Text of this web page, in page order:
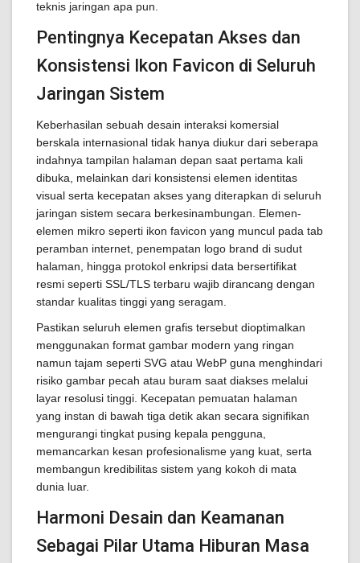
teknis jaringan apa pun.
Pentingnya Kecepatan Akses dan
Konsistensi Ikon Favicon di Seluruh
Jaringan Sistem
Keberhasilan sebuah desain interaksi komersial
berskala internasional tidak hanya diukur dari seberapa
indahnya tampilan halaman depan saat pertama kali
dibuka, melainkan dari konsistensi elemen identitas
visual serta kecepatan akses yang diterapkan di seluruh
jaringan sistem secara berkesinambungan. Elemen-
elemen mikro seperti ikon favicon yang muncul pada tab
peramban internet, penempatan logo brand di sudut
halaman, hingga protokol enkripsi data bersertifikat
resmi seperti SSL/TLS terbaru wajib dirancang dengan
standar kualitas tinggi yang seragam.
Pastikan seluruh elemen grafis tersebut dioptimalkan
menggunakan format gambar modern yang ringan
namun tajam seperti SVG atau WebP guna menghindari
risiko gambar pecah atau buram saat diakses melalui
layar resolusi tinggi. Kecepatan pemuatan halaman
yang instan di bawah tiga detik akan secara signifikan
mengurangi tingkat pusing kepala pengguna,
memancarkan kesan profesionalisme yang kuat, serta
membangun kredibilitas sistem yang kokoh di mata
dunia luar.
Harmoni Desain dan Keamanan
Sebagai Pilar Utama Hiburan Masa